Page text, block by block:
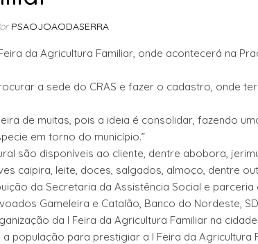
PSAOJOAODASERRA
da Agricultura Familiar, onde acontecerá na
a sede do CRAS e fazer o cadastro, onde
de muitas, pois a ideia é consolidar, fazendo
em torno do município.”
são disponíveis ao cliente, dentre abobora,
caipira, leite, doces, salgados, almoço, dentre
da Secretaria da Assistência Social e parceria
Gameleira e Catalão, Banco do Nordeste,
da I Feira da Agricultura Familiar na
população para prestigiar a I Feira da Agricultura